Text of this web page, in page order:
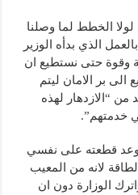
لولا الخطط لما وصلنا
الذي بدأه الوزير
وقوة حتى نستطيع ان
بر الامان ليتم
من “الازدهار لهذه
خدمتهم”.
قطعته على نفسي
لانه من المعيب
الوزارة دون ان